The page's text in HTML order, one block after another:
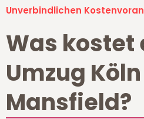
Unverbindlichen
Was kostet
Umzug Köln
Mansfield?